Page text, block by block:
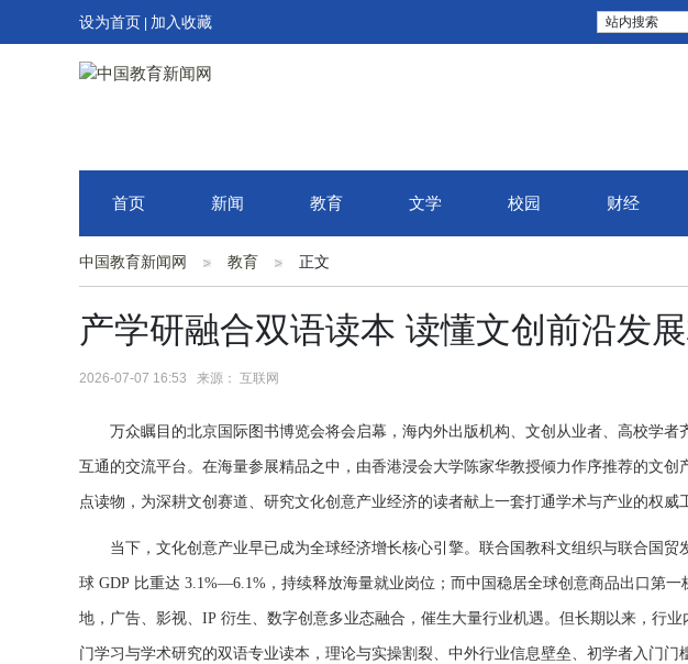
设为首页 加入收藏 站内搜索
首页 新闻 教育 文学 校园 财经
中国教育新闻网 教育 正文
产学研融合双语读本 读懂文创前沿发
2026-07-07 16:53 来源： 互联网
万众瞩目的北京国际图书博览会将会 启幕，海内外出版机构、文创从业者、高校学
互通的交流平台。在海量参展精品之中，由香港浸会大学陈家华教授倾力作序推荐的文
点读物，为深耕文创赛道、研究文化创意产业经济的读者献上一套打通学术与产业的权威
当下，文化创意产业早已成为全球经济增长核心引擎。联合国教科文组织与联合国
球 GDP 比重达 3.1%—6.1% ，持续释放海量就业岗位；而中国稳居全球创意商品出口第
地，广告、影视、 IP 衍生、数字创意多业态融合，催生大量行业机遇。但长期以来，行
门学习与学术研究的双语专业读本，理论与实操割裂、中外行业信息壁垒、初学者入门